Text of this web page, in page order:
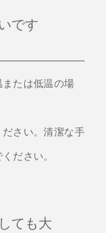
です
たは低温の場
さい。清潔な手
ださい。
ても大